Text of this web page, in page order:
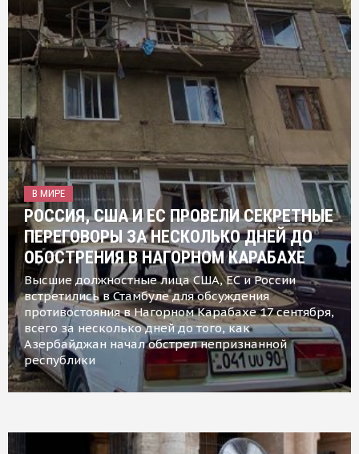
В МИРЕ
РОССИЯ, США И ЕС ПРОВЕЛИ СЕКРЕТНЫЕ
ПЕРЕГОВОРЫ ЗА НЕСКОЛЬКО ДНЕЙ ДО
ОБОСТРЕНИЯ В НАГОРНОМ КАРАБАХЕ
Высшие должностные лица США, ЕС и России
встретились в Стамбуле для обсуждения
противостояния в Нагорном Карабахе 17 сентября,
всего за несколько дней до того, как
Азербайджан начал обстрел непризнанной
республики